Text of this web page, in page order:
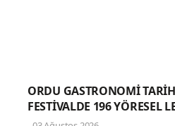
ORDU GASTRONOMİ
FESTİVALDE 196 YÖRESEL